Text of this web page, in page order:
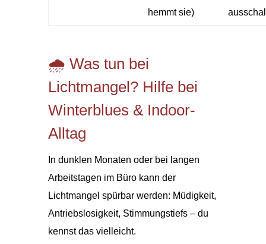
hemmt sie)
🌧️ Was tun bei
Lichtmangel? Hilfe bei
Winterblues & Indoor-
Alltag
In dunklen Monaten oder bei langen
Arbeitstagen im Büro kann der
Lichtmangel spürbar werden: Müdigkeit,
Antriebslosigkeit, Stimmungstiefs – du
kennst das vielleicht.